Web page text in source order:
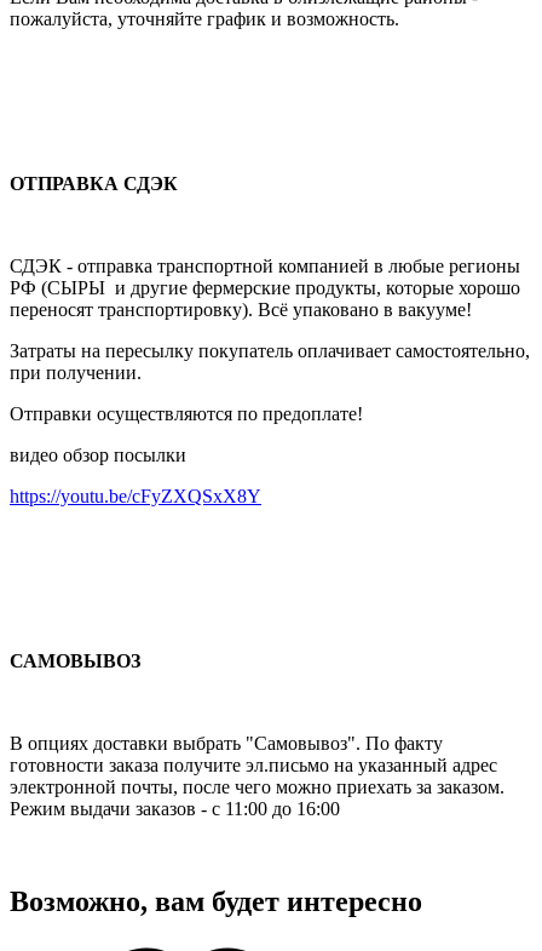
пожалуйста, уточняйте график и возможность.
ОТПРАВКА СДЭК
СДЭК - отправка транспортной компанией в любые регионы
РФ (СЫРЫ и другие фермерские продукты, которые хорошо
переносят транспортировку). Всё упаковано в вакууме!
Затраты на пересылку покупатель оплачивает самостоятельно,
при получении.
Отправки осуществляются по предоплате!
видео обзор посылки
https://youtu.be/cFyZXQSxX8Y
САМОВЫВОЗ
В опциях доставки выбрать "Самовывоз". По факту
готовности заказа получите эл.письмо на указанный адрес
электронной почты, после чего можно приехать за заказом.
Режим выдачи заказов - с 11:00 до 16:00
Возможно, вам будет интересно